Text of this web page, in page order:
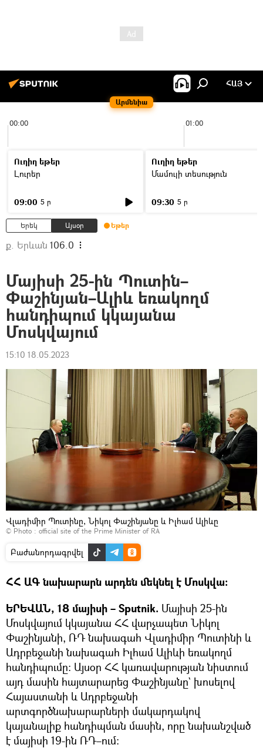
Արմենիա
ՀԱՅ
00:00 01:00
Ուղիղ եթեր
Լուրեր
09:00 5 ր
Ուղիղ եթեր
Մամուլի տեսություն
09:30 5 ր
Երեկ Այսօր Եթեր
ք. Երևան 106.0
Մայիսի 25-ին Պուտին–
Փաշինյան–Ալիև եռակողմ
հանդիպում կկայանա
Մոսկվայում
15:10 18.05.2023
Վլադիմիր Պուտինը, Նիկոլ Փաշինյանը և Իլհամ Ալիևը
© Photo : official site of the Prime Minister of RA
Բաժանորդագրվել
ՀՀ ԱԳ նախարարն արդեն մեկնել է Մոսկվա։
ԵՐԵՎԱՆ, 18 մայիսի – Sputnik. Մայիսի 25-ին
Մոսկվայում կկայանա ՀՀ վարչապետ Նիկոլ
Փաշինյանի, ՌԴ նախագահ Վլադիմիր Պուտինի և
Ադրբեջանի նախագահ Իլհամ Ալիևի եռակողմ
հանդիպումը։ Այսօր ՀՀ կառավարության նիստում
այդ մասին հայտարարեց Փաշինյանը` խոսելով
Հայաստանի և Ադրբեջանի
արտգործնախարարների մակարդակով
կայանալիք հանդիպման մասին, որը նախանշված
է մայիսի 19-ին ՌԴ–ում։